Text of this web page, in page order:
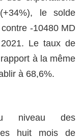
le solde
-10480 MD
Le taux de
à la même
à 68,6%.
niveau des
huit mois de